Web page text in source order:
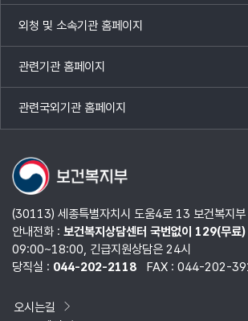
열기
외청 및 소속기관 홈페이지
목록
열기
관련기관 홈페이지
목록
열기
관련국외기관 홈페이지
목록
열기
(30113) 세종특별자치시 도움4로 13 보건복지
안내전화 : 보건복지상담센터 국번없이 129(무료)
09:00~18:00, 긴급지원상담은 24시
당직실 : 044-202-2118 FAX : 044-202-
오시는길